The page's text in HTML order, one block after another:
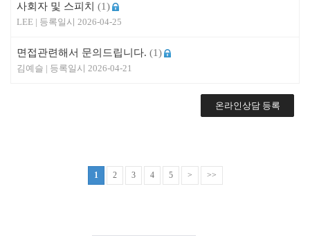
사회자 및 스피치 (1)
LEE 2026-04-25
면접관련해서 문의드립니다. (1)
김예슬 2026-04-21
온라인상담 등록
1 2 3 4 5 > >>